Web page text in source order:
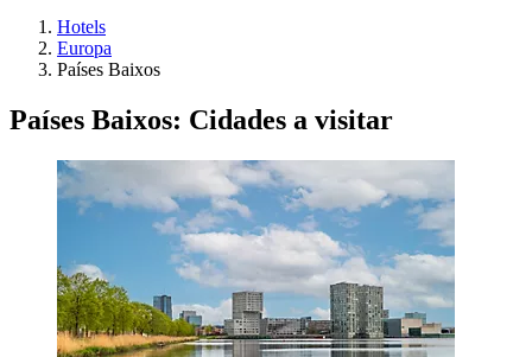
Hotels
Europa
Países Baixos
Países Baixos: Cidades a visitar